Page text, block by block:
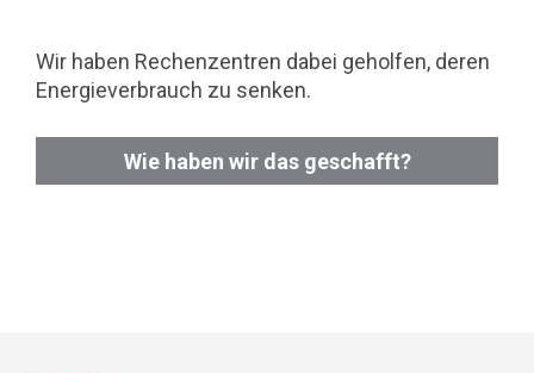
Wir haben Rechenzentren dabei geholfen, deren
Energieverbrauch zu senken.
Wie haben wir das geschafft?